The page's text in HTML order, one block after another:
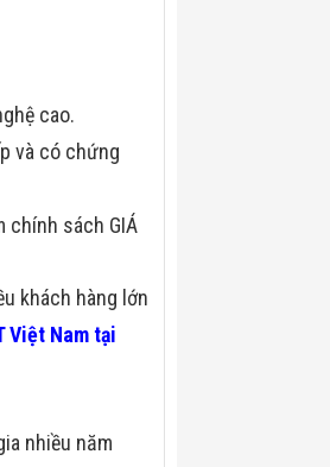
cao.
và có chứng
chính sách GIÁ
khách hàng lớn
Việt Nam tại
nhiều năm